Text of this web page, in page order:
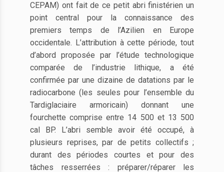
CEPAM) ont fait de ce petit abri finistérien un
point central pour la connaissance des
premiers temps de l’Azilien en Europe
occidentale. L’attribution à cette période, tout
d’abord proposée par l’étude technologique
comparée de l’industrie lithique, a été
confirmée par une dizaine de datations par le
radiocarbone (les seules pour l’ensemble du
Tardiglaciaire armoricain) donnant une
fourchette comprise entre 14 500 et 13 500
cal BP. L’abri semble avoir été occupé, à
plusieurs reprises, par de petits collectifs ;
durant des périodes courtes et pour des
tâches resserrées : préparer/réparer les